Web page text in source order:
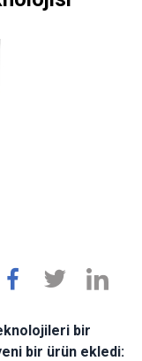
bir
bir ürün ekledi: